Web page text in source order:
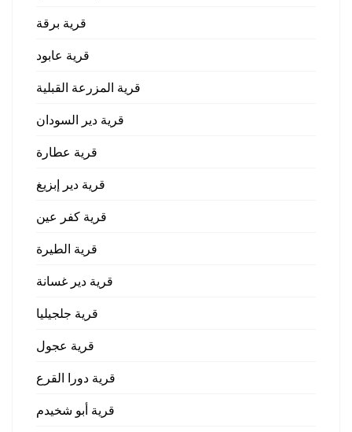
قرية برقة
قرية عابود
قرية المزرعة القبلية
قرية دير السودان
قرية عطارة
قرية دير إبزيغ
قرية كفر عين
قرية الطيرة
قرية دير غسانة
قرية جلجيليا
قرية عجول
قرية دورا القرع
قرية أبو شخيدم